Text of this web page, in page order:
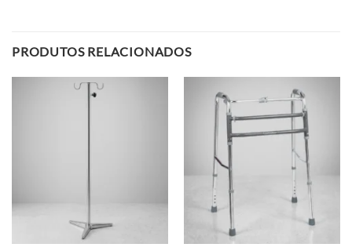
PRODUTOS RELACIONADOS